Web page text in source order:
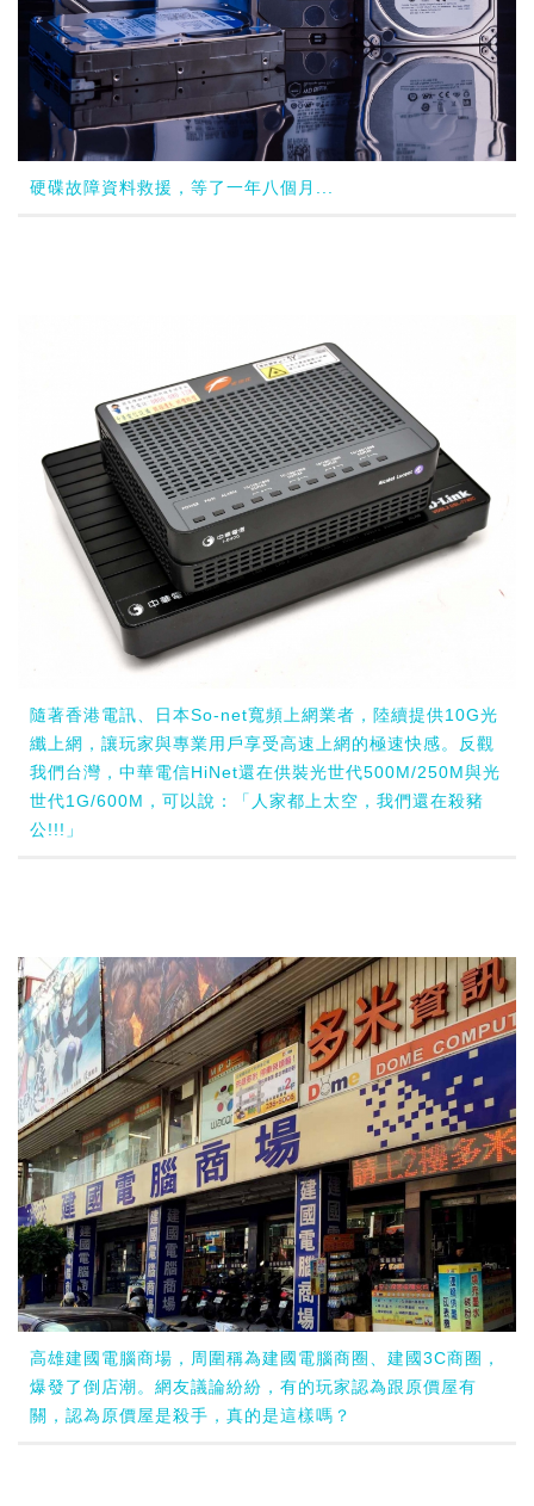
硬碟故障資料救援，等了一年八個月...
隨著香港電訊、日本So-net寬頻上網業者，陸續提供10G光
纖上網，讓玩家與專業用戶享受高速上網的極速快感。反觀
我們台灣，中華電信HiNet還在供裝光世代500M/250M與光
世代1G/600M，可以說：「人家都上太空，我們還在殺豬
公!!!」
高雄建國電腦商場，周圍稱為建國電腦商圈、建國3C商圈，
爆發了倒店潮。網友議論紛紛，有的玩家認為跟原價屋有
關，認為原價屋是殺手，真的是這樣嗎？